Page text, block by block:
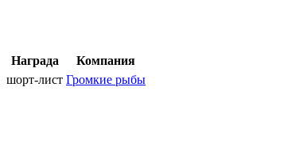
Награда
Компания
шорт-лист Громкие рыбы